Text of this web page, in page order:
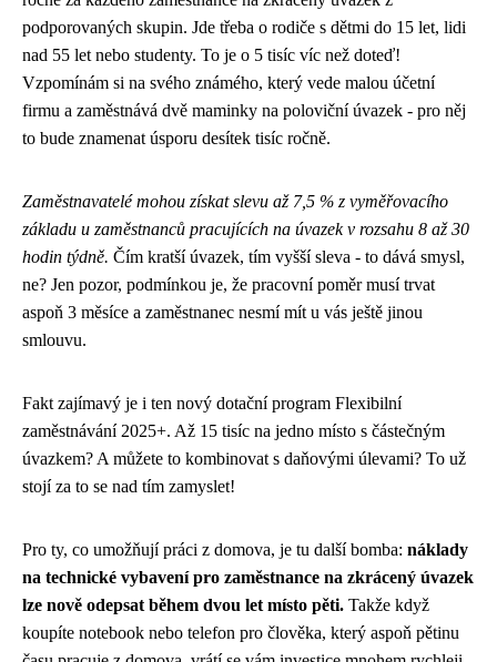
podporovaných skupin. Jde třeba o rodiče s dětmi do 15 let, lidi
nad 55 let nebo studenty. To je o 5 tisíc víc než doteď!
Vzpomínám si na svého známého, který vede malou účetní
firmu a zaměstnává dvě maminky na poloviční úvazek - pro něj
to bude znamenat úsporu desítek tisíc ročně.
Zaměstnavatelé mohou získat slevu až 7,5 % z vyměřovacího
základu u zaměstnanců pracujících na úvazek v rozsahu 8 až 30
hodin týdně. Čím kratší úvazek, tím vyšší sleva - to dává smysl,
ne? Jen pozor, podmínkou je, že pracovní poměr musí trvat
aspoň 3 měsíce a zaměstnanec nesmí mít u vás ještě jinou
smlouvu.
Fakt zajímavý je i ten nový dotační program Flexibilní
zaměstnávání 2025+. Až 15 tisíc na jedno místo s částečným
úvazkem? A můžete to kombinovat s daňovými úlevami? To už
stojí za to se nad tím zamyslet!
Pro ty, co umožňují práci z domova, je tu další bomba: náklady
na technické vybavení pro zaměstnance na zkrácený úvazek
lze nově odepsat během dvou let místo pěti. Takže když
koupíte notebook nebo telefon pro člověka, který aspoň pětinu